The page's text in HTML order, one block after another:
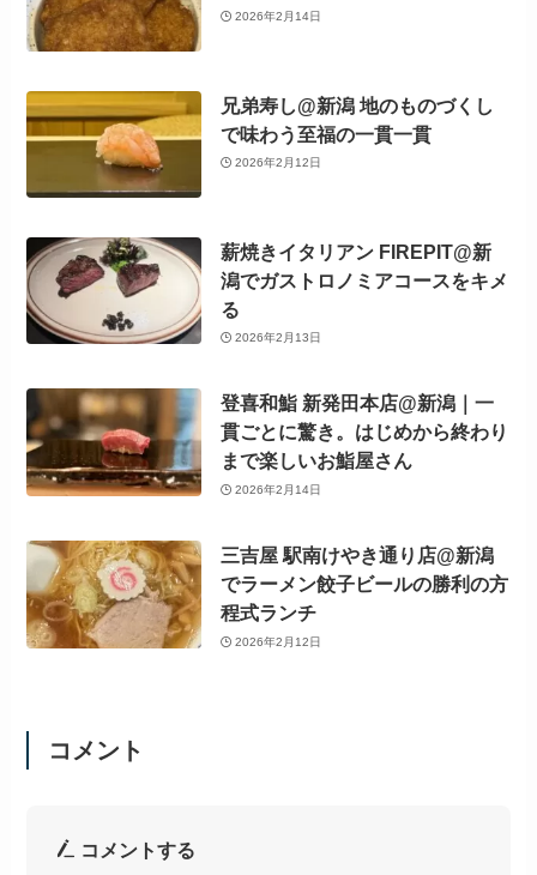
2026年2月14日
兄弟寿し@新潟 地のものづくし
で味わう至福の一貫一貫
2026年2月12日
薪焼きイタリアン FIREPIT@新
潟でガストロノミアコースをキメ
る
2026年2月13日
登喜和鮨 新発田本店@新潟｜一
貫ごとに驚き。はじめから終わり
まで楽しいお鮨屋さん
2026年2月14日
三吉屋 駅南けやき通り店@新潟
でラーメン餃子ビールの勝利の方
程式ランチ
2026年2月12日
コメント
コメントする